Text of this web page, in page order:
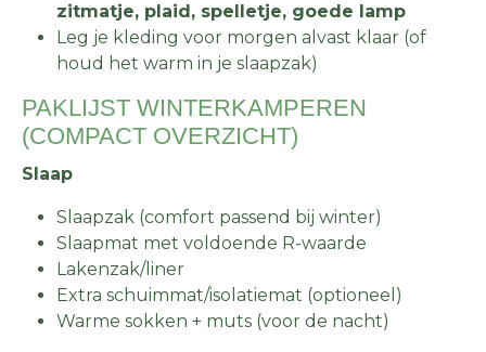
zitmatje, plaid, spelletje, goede lamp
Leg je kleding voor morgen alvast klaar (of
houd het warm in je slaapzak)
PAKLIJST WINTERKAMPEREN
(COMPACT OVERZICHT)
Slaap
Slaapzak (comfort passend bij winter)
Slaapmat met voldoende R-waarde
Lakenzak/liner
Extra schuimmat/isolatiemat (optioneel)
Warme sokken + muts (voor de nacht)